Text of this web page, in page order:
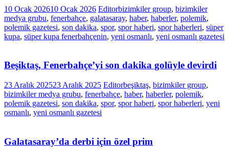
10 Ocak 202610 Ocak 2026 Editorbizimkiler group, bizimkiler
medya grubu, fenerbahçe, galatasaray, haber, haberler, polemik,
polemik gazetesi, son dakika, spor, spor haberi, spor haberleri, süper
kupa, süper kupa fenerbahçenin, yeni osmanlı, yeni osmanlı gazetesi
Beşiktaş, Fenerbahçe’yi son dakika golüyle devirdi
23 Aralık 202523 Aralık 2025 Editorbeşiktaş, bizimkiler group,
bizimkiler medya grubu, fenerbahçe, haber, haberler, polemik,
polemik gazetesi, son dakika, spor, spor haberi, spor haberleri, yeni
osmanlı, yeni osmanlı gazetesi
Galatasaray’da derbi için özel prim